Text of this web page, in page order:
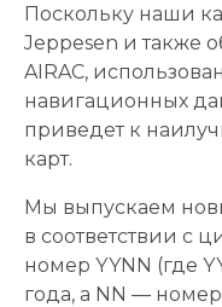
Поскольку наши
Jeppesen и также
AIRAC,
навигационных
приведет к
карт.
Мы выпускаем
в соответствии с
номер YYNN (где
года, а NN —